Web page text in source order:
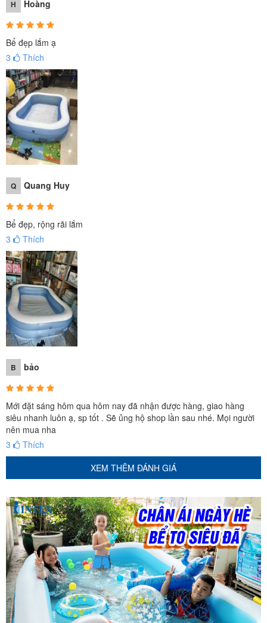
H Hoàng
Bể đẹp lắm ạ
3
Thích
Q Quang Huy
Bể đẹp, rộng rãi lắm
3
Thích
B bảo
Mới đặt sáng hôm qua hôm nay đã nhận được hàng, giao hàng
siêu nhanh luôn ạ, sp tốt . Sẽ ủng hộ shop lần sau nhé. Mọi người
nên mua nha
3
Thích
XEM THÊM ĐÁNH GIÁ